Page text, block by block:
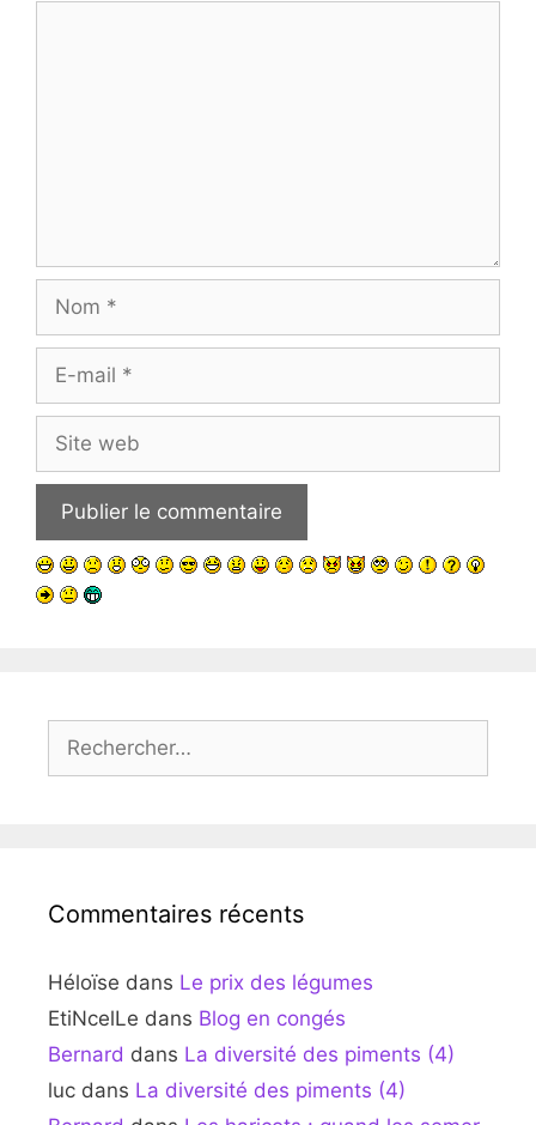
mail
web
Commentaires récents
Héloïse dans Le prix des légumes
EtiNcelLe dans Blog en congés
Bernard dans La diversité des piments (4)
luc dans La diversité des piments (4)